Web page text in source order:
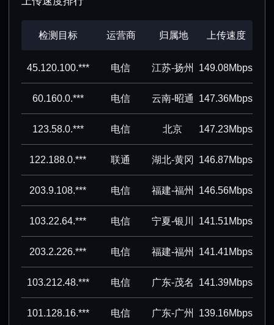
检测目标 运营商 归属地 上传速度
45.120.100.*** 电信 江苏-扬州 149.08Mbps
60.160.0.*** 电信 云南-昭通 147.36Mbps
123.58.0.*** 电信 北京 147.23Mbps
122.188.0.*** 联通 湖北-黄冈 146.87Mbps
203.9.108.*** 电信 福建-福州 146.56Mbps
103.22.64.*** 电信 宁夏-银川 141.51Mbps
203.2.226.*** 电信 福建-福州 141.41Mbps
103.212.48.*** 电信 广东-茂名 141.39Mbps
101.128.16.*** 电信 广东-广州 139.16Mbps